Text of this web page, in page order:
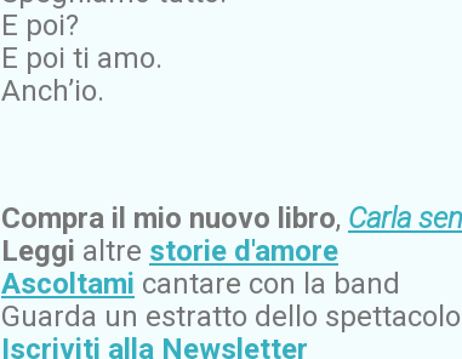
E poi?
E poi ti amo.
Anch’io.
Compra il mio nuovo libro, Carla
Leggi altre storie d'amore
Ascoltami cantare con la band
Guarda un estratto dello spettacolo
Iscriviti alla Newsletter